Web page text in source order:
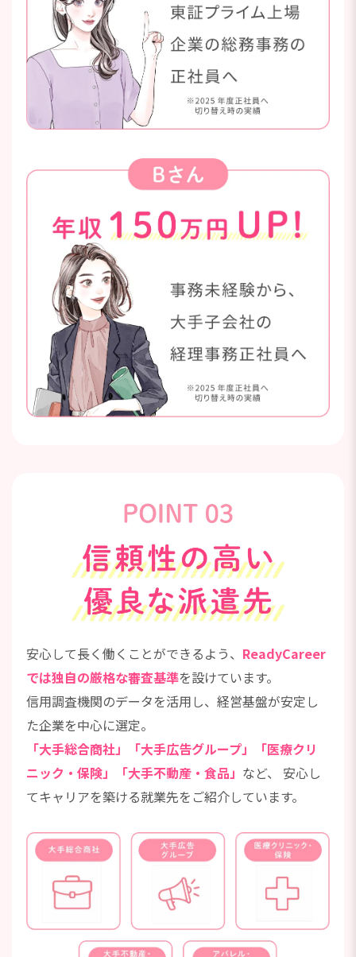
安心して長く働くことができるよう、 ReadyCareer
では独自の厳格な審査基準を設けています。
信用調査機関のデータを活用し、経営基盤が安定し
た企業を中心に選定。
「大手総合商社」「大手広告グループ」「医療クリ
ニック・保険」「大手不動産・食品」 など、
安心し
てキャリアを築ける就業先をご紹介しています。